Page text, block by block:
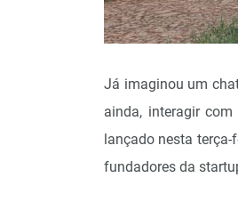
Já imaginou um
ainda, interagir
lançado nesta terça-
fundadores da